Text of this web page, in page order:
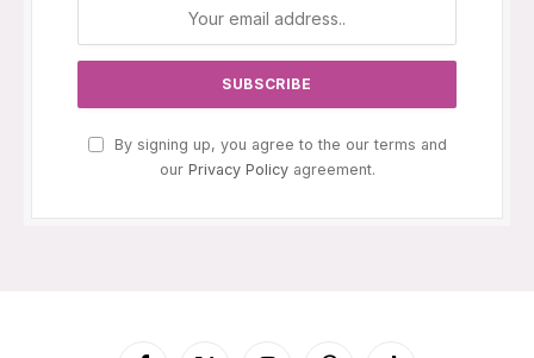
By signing up, you agree to the our terms and
our Privacy Policyagreement.